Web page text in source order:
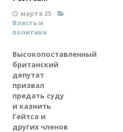
марта 25
Власть и
политика
Высокопоставленный
британский
депутат
призвал
предать суду
и казнить
Гейтса и
других членов